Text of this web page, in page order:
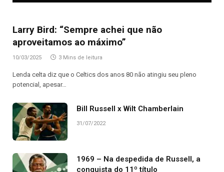
Larry Bird: “Sempre achei que não
aproveitamos ao máximo”
10/03/2025 3 Mins de leitura
Lenda celta diz que o Celtics dos anos 80 não atingiu seu pleno
potencial, apesar…
Bill Russell x Wilt Chamberlain
31/07/2022
1969 – Na despedida de Russell, a
conquista do 11º título